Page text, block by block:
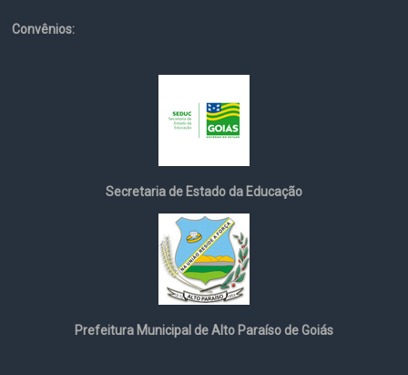
Convênios:
Secretaria de Estado da Educação
Prefeitura Municipal de Alto Paraíso de Goiás